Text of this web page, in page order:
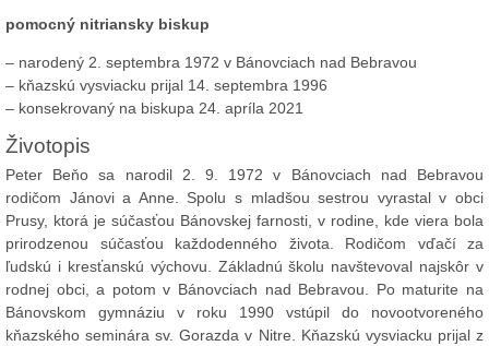
pomocný nitriansky biskup
– narodený 2. septembra 1972 v Bánovciach nad Bebravou
– kňazskú vysviacku prijal 14. septembra 1996
– konsekrovaný na biskupa 24. apríla 2021
Životopis
Peter Beňo sa narodil 2. 9. 1972 v Bánovciach nad Bebravou
rodičom Jánovi a Anne. Spolu s mladšou sestrou vyrastal v obci
Prusy, ktorá je súčasťou Bánovskej farnosti, v rodine, kde viera bola
prirodzenou súčasťou každodenného života. Rodičom vďačí za
ľudskú i kresťanskú výchovu. Základnú školu navštevoval najskôr v
rodnej obci, a potom v Bánovciach nad Bebravou. Po maturite na
Bánovskom gymnáziu v roku 1990 vstúpil do novootvoreného
kňazského seminára sv. Gorazda v Nitre. Kňazskú vysviacku prijal z